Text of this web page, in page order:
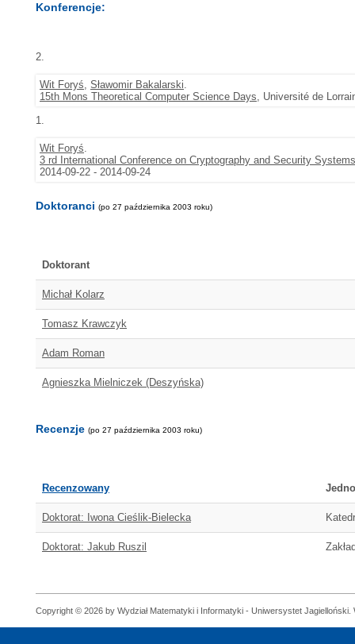
Konferencje:
2.
Wit Foryś, Sławomir Bakalarski.
15th Mons Theoretical Computer Science Days, Université de
1.
Wit Foryś.
3 rd International Conference on Cryptography and Security
2014-09-22 - 2014-09-24
Doktoranci (po 27 października 2003 roku)
Doktorant
Michał Kolarz
Tomasz Krawczyk
Adam Roman
Agnieszka Mielniczek (Deszyńska)
Recenzje (po 27 października 2003 roku)
Recenzowany
Doktorat: Iwona Cieślik-Bielecka
Doktorat: Jakub Ruszil
Copyright © 2026 by Wydział Matematyki i Informatyki - Uniwersystet